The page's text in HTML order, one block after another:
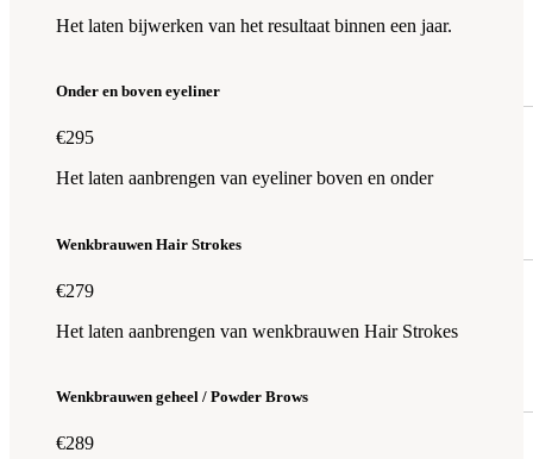
Het laten bijwerken van het resultaat binnen een jaar.
Onder en boven eyeliner
€295
Het laten aanbrengen van eyeliner boven en onder
Wenkbrauwen Hair Strokes
€279
Het laten aanbrengen van wenkbrauwen Hair Strokes
Wenkbrauwen geheel / Powder Brows
€289